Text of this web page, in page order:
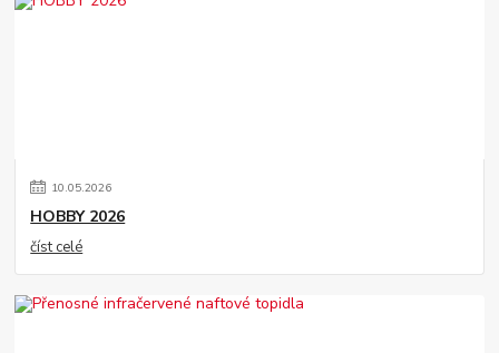
10.05.2026
HOBBY 2026
číst celé